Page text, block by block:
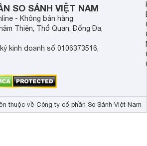
SO SÁNH VIỆT NAM
- Không bán hàng
Thiên, Thổ Quan, Đống Đa,
kinh doanh số 0106373516,
thuộc về Công ty cổ phần So Sánh Việt Nam